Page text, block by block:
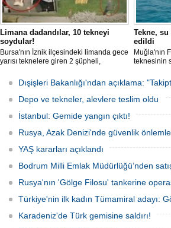
Limana dadandılar, 10 tekneyi
soydular!
Bursa'nın İznik ilçesindeki limanda gece
yarısı teknelere giren 2 şüpheli,
çaldı. Olay, güvenlik kameralarına
yansıdı, tekne sahiplerinin ihbarıyla
jandarma inceleme başlattı.
Tekne,
edildi
Muğla'nın
teknesinin
teknenin
kurtarma
Dışişleri Bakanlığı'ndan açıklama:
Depo ve tekneler, alevlere teslim oldu
İstanbul: Gemide yangın çıktı!
Rusya, Azak Denizi'nde güvenlik
YAŞ kararları açıklandı
Bodrum Milli Emlak Müdürlüğü’nden
Rusya'nın 'Gölge Filosu' tankerine
Türkiye'nin ilk kadın Tümamiral adayı:
Karadeniz'de Türk gemisine saldırı!